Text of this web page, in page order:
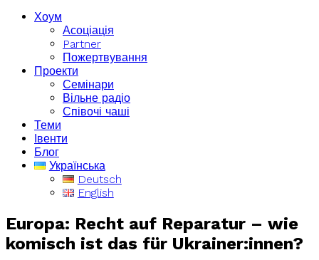
Хоум
Асоціація
Partner
Пожертвування
Проекти
Семінари
Вільне радіо
Співочі чаші
Теми
Івенти
Блог
Українська
Deutsch
English
Europa: Recht auf Reparatur – wie
komisch ist das für Ukrainer:innen?